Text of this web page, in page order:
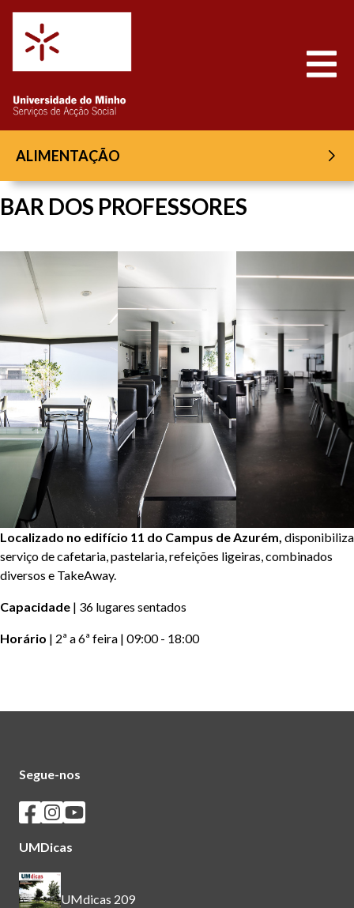
Saltar para o conteúdo
ALIMENTAÇÃO
BAR DOS PROFESSORES
Localizado no edifício 11 do Campus de Azurém, disponibiliza
serviço de cafetaria, pastelaria, refeições ligeiras, combinados
diversos e TakeAway.
Capacidade | 36 lugares sentados
Horário | 2ª a 6ª feira | 09:00 - 18:00
Segue-nos
Seguir os SASUM no Facebook
Seguir os SASUM no Instagram
Seguir os SASUM no Youtube
UMDicas
UMdicas 209